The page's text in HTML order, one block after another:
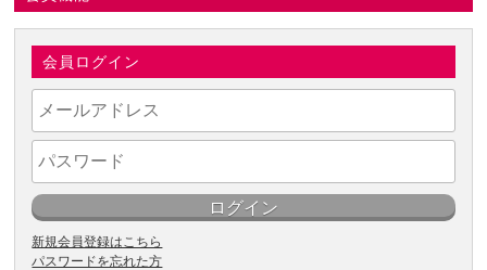
会員ログイン
新規会員登録はこちら
パスワードを忘れた方